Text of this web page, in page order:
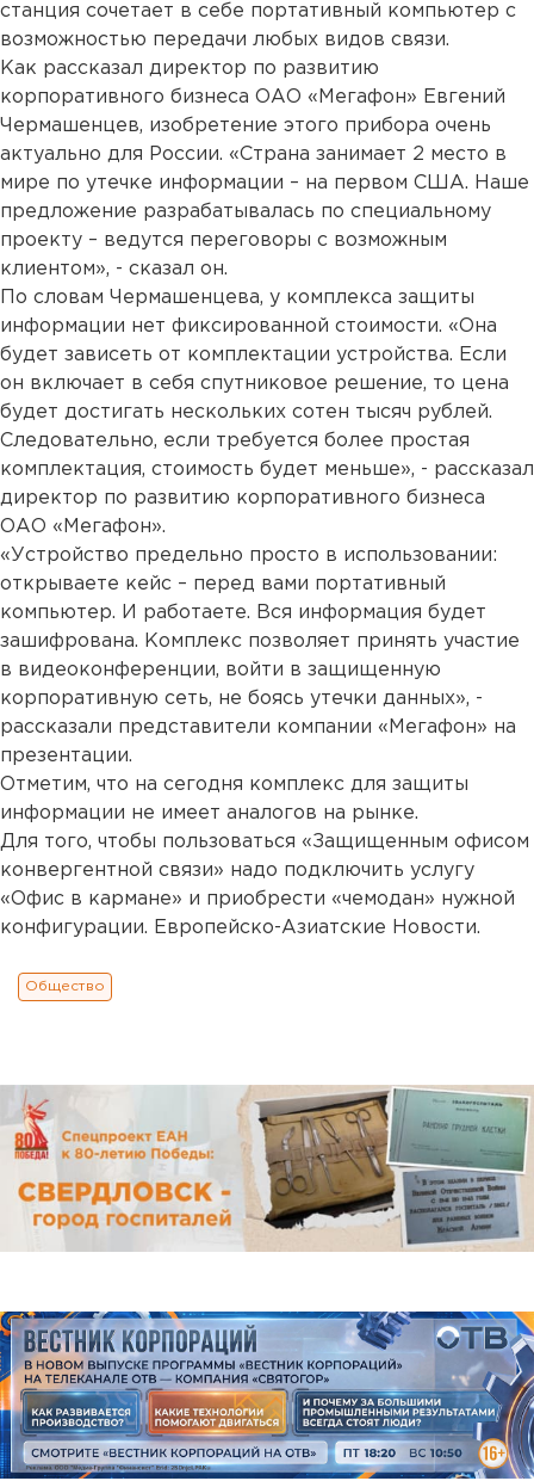
станция сочетает в себе портативный компьютер с
возможностью передачи любых видов связи.
Как рассказал директор по развитию
корпоративного бизнеса ОАО «Мегафон» Евгений
Чермашенцев, изобретение этого прибора очень
актуально для России. «Страна занимает 2 место в
мире по утечке информации – на первом США. Наше
предложение разрабатывалась по специальному
проекту – ведутся переговоры с возможным
клиентом», - сказал он.
По словам Чермашенцева, у комплекса защиты
информации нет фиксированной стоимости. «Она
будет зависеть от комплектации устройства. Если
он включает в себя спутниковое решение, то цена
будет достигать нескольких сотен тысяч рублей.
Следовательно, если требуется более простая
комплектация, стоимость будет меньше», - рассказал
директор по развитию корпоративного бизнеса
ОАО «Мегафон».
«Устройство предельно просто в использовании:
открываете кейс – перед вами портативный
компьютер. И работаете. Вся информация будет
зашифрована. Комплекс позволяет принять участие
в видеоконференции, войти в защищенную
корпоративную сеть, не боясь утечки данных», -
рассказали представители компании «Мегафон» на
презентации.
Отметим, что на сегодня комплекс для защиты
информации не имеет аналогов на рынке.
Для того, чтобы пользоваться «Защищенным офисом
конвергентной связи» надо подключить услугу
«Офис в кармане» и приобрести «чемодан» нужной
конфигурации. Европейско-Азиатские Новости.
Общество